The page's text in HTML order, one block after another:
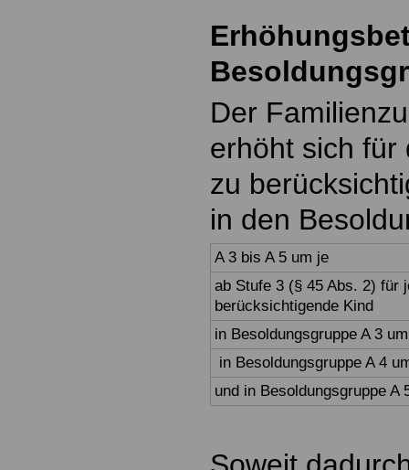
Der
erhöht sich für
zu
in den
A 3 bis A 5 um je
ab Stufe 3 (§ 45 Abs. 2) für
in Besoldungsgruppe A 3
in Besoldungsgruppe A 4
und in Besoldungsgruppe A